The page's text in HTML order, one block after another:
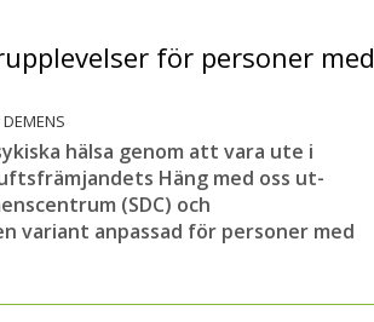
för personer med
hälsa genom att vara ute i
Häng med oss ut-
(SDC) och
variant anpassad för personer med